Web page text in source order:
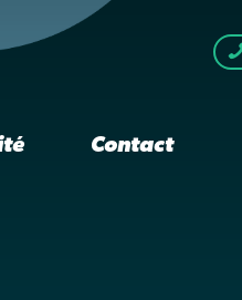
Contact